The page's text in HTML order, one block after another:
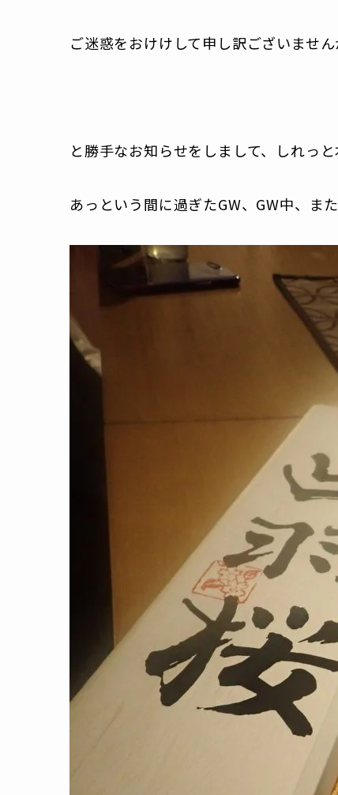
ご迷惑をおけけして申し訳ございませ
と勝手なお知らせをしまして、しれっと
あっという間に過ぎたGW、GW中、ま